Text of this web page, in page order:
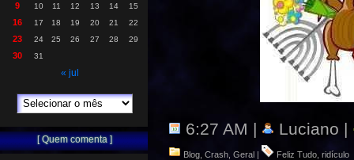
6:27 AM | Luciano |
Blog ,Crash ,Geral | Feliz Tudo ,ridículo
9 10 11 12 13 14 15
16 17 18 19 20 21 22
23 24 25 26 27 28 29
30 31
« jul
[ Quem comenta ]